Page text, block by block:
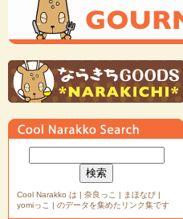
Cool Narakko は | 奈良っこ | まほなび |
yomiっこ | のデータを集めたリンク集です